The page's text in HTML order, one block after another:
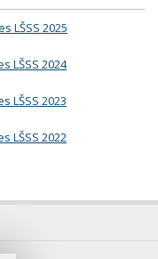
LŠSS 2025
LŠSS 2024
LŠSS 2023
LŠSS 2022